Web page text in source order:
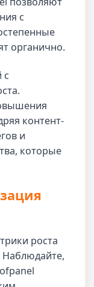
с
органично.
с
контент-
и
которые
роста
Наблюдайте,